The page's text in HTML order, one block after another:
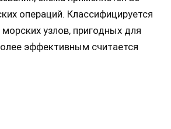
операций. Классифицируется
узлов, пригодных для
эффективным считается